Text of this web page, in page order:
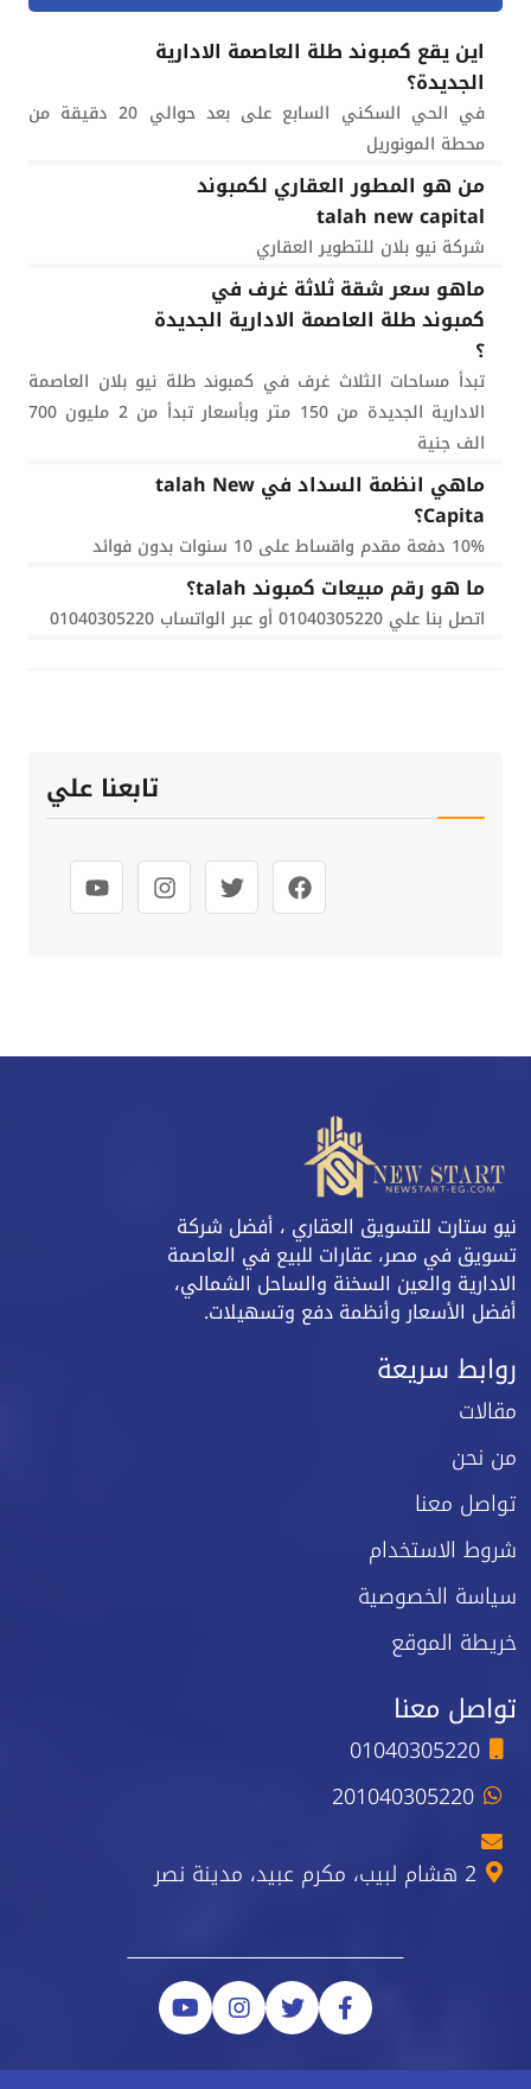
اين يقع كمبوند طلة العاصمة الادارية
الجديدة؟
في الحي السكني السابع على بعد حوالي 20 دقيقة من
محطة المونوريل
من هو المطور العقاري لكمبوند
talah new capital
شركة نيو بلان للتطوير العقاري
ماهو سعر شقة ثلاثة غرف في
كمبوند طلة العاصمة الادارية الجديدة
؟
تبدأ مساحات الثلاث غرف في كمبوند طلة نيو بلان العاصمة
الادارية الجديدة من 150 متر وبأسعار تبدأ من 2 مليون 700
الف جنية
ماهي انظمة السداد في talah New
Capita؟
10% دفعة مقدم واقساط على 10 سنوات بدون فوائد
ما هو رقم مبيعات كمبوند talah؟
اتصل بنا علي 01040305220 أو عبر الواتساب 01040305220
تابعنا علي
نيو ستارت للتسويق العقاري ، أفضل شركة
تسويق في مصر، عقارات للبيع في العاصمة
الادارية والعين السخنة والساحل الشمالي،
أفضل الأسعار وأنظمة دفع وتسهيلات.
روابط سريعة
مقالات
من نحن
تواصل معنا
شروط الاستخدام
سياسة الخصوصية
خريطة الموقع
تواصل معنا
01040305220
201040305220
2 هشام لبيب، مكرم عبيد، مدينة نصر